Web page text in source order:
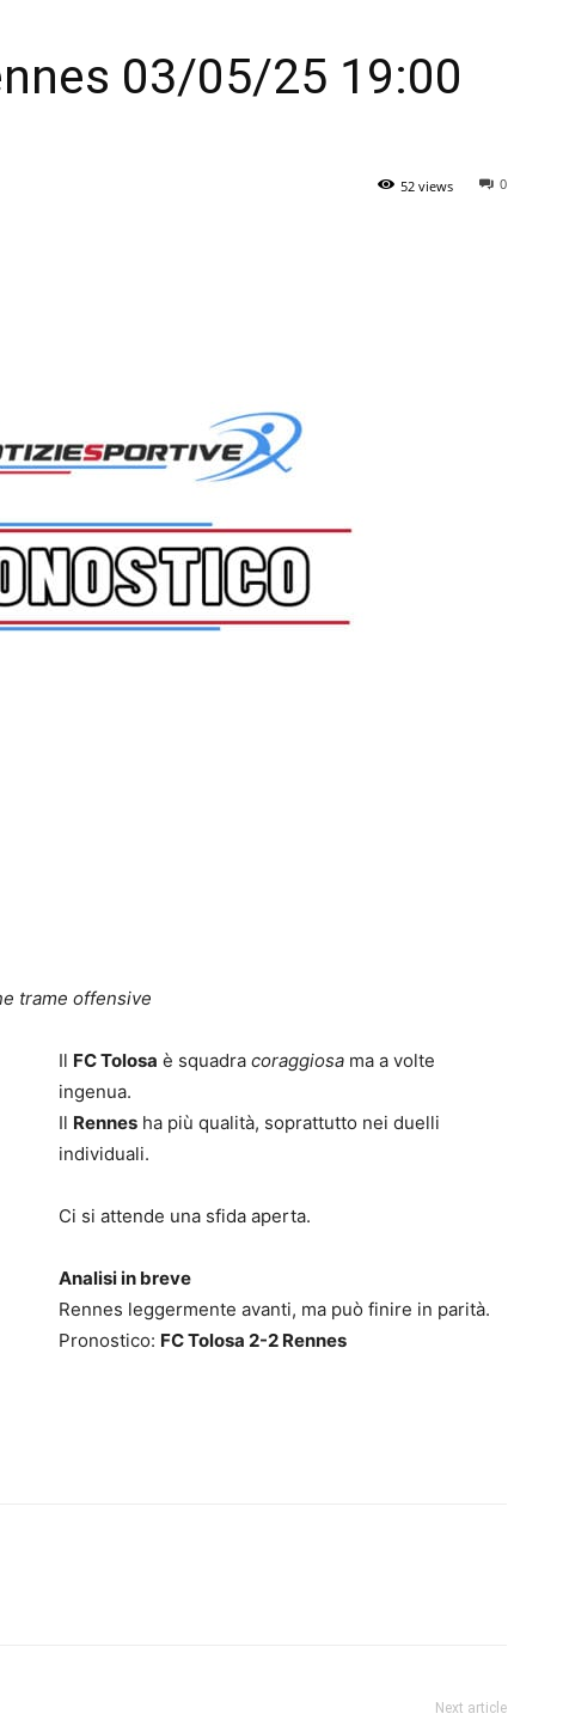
03/05/25 19:00
0
52 views
trame offensive
Il FC Tolosa è squadra coraggiosa ma a volte
ingenua.
Il Rennes ha più qualità, soprattutto nei duelli
individuali.
Ci si attende una sfida aperta.
Analisi in breve
Rennes leggermente avanti, ma può finire in parità.
Pronostico: FC Tolosa 2-2 Rennes
Next article